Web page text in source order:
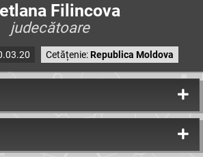
Filincova
judecătoare
Cetățenie:Republica Moldova